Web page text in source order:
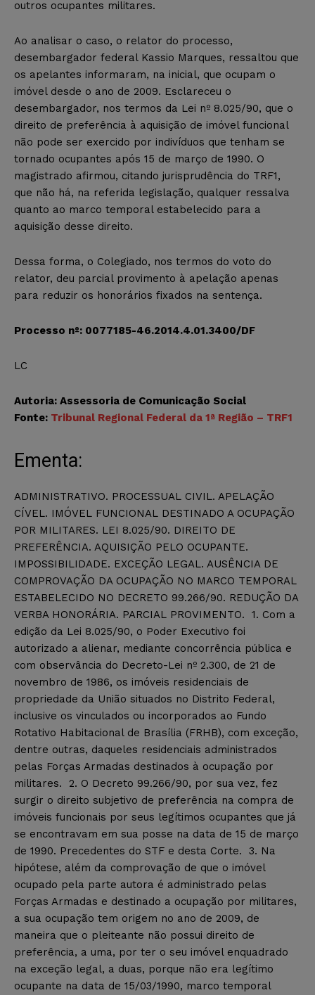
outros ocupantes militares.
Ao analisar o caso, o relator do processo,
desembargador federal Kassio Marques, ressaltou que
os apelantes informaram, na inicial, que ocupam o
imóvel desde o ano de 2009. Esclareceu o
desembargador, nos termos da Lei nº 8.025/90, que o
direito de preferência à aquisição de imóvel funcional
não pode ser exercido por indivíduos que tenham se
tornado ocupantes após 15 de março de 1990. O
magistrado afirmou, citando jurisprudência do TRF1,
que não há, na referida legislação, qualquer ressalva
quanto ao marco temporal estabelecido para a
aquisição desse direito.
Dessa forma, o Colegiado, nos termos do voto do
relator, deu parcial provimento à apelação apenas
para reduzir os honorários fixados na sentença.
Processo nº: 0077185-46.2014.4.01.3400/DF
LC
Autoria: Assessoria de Comunicação Social
Fonte: Tribunal Regional Federal da 1ª Região – TRF1
Ementa:
ADMINISTRATIVO. PROCESSUAL CIVIL. APELAÇÃO
CÍVEL. IMÓVEL FUNCIONAL DESTINADO A OCUPAÇÃO
POR MILITARES. LEI 8.025/90. DIREITO DE
PREFERÊNCIA. AQUISIÇÃO PELO OCUPANTE.
IMPOSSIBILIDADE. EXCEÇÃO LEGAL. AUSÊNCIA DE
COMPROVAÇÃO DA OCUPAÇÃO NO MARCO TEMPORAL
ESTABELECIDO NO DECRETO 99.266/90. REDUÇÃO DA
VERBA HONORÁRIA. PARCIAL PROVIMENTO. 1. Com a
edição da Lei 8.025/90, o Poder Executivo foi
autorizado a alienar, mediante concorrência pública e
com observância do Decreto-Lei nº 2.300, de 21 de
novembro de 1986, os imóveis residenciais de
propriedade da União situados no Distrito Federal,
inclusive os vinculados ou incorporados ao Fundo
Rotativo Habitacional de Brasília (FRHB), com exceção,
dentre outras, daqueles residenciais administrados
pelas Forças Armadas destinados à ocupação por
militares. 2. O Decreto 99.266/90, por sua vez, fez
surgir o direito subjetivo de preferência na compra de
imóveis funcionais por seus legítimos ocupantes que já
se encontravam em sua posse na data de 15 de março
de 1990. Precedentes do STF e desta Corte. 3. Na
hipótese, além da comprovação de que o imóvel
ocupado pela parte autora é administrado pelas
Forças Armadas e destinado a ocupação por militares,
a sua ocupação tem origem no ano de 2009, de
maneira que o pleiteante não possui direito de
preferência, a uma, por ter o seu imóvel enquadrado
na exceção legal, a duas, porque não era legítimo
ocupante na data de 15/03/1990, marco temporal